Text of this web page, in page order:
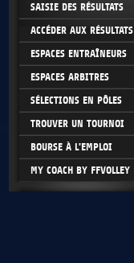
SAISIE DES RÉSULTATS
ACCÉDER AUX RÉSULTATS
ESPACES ENTRAÎNEURS
ESPACES ARBITRES
SÉLECTIONS EN PÔLES
TROUVER UN TOURNOI
BOURSE À L'EMPLOI
MY COACH BY FFVOLLEY